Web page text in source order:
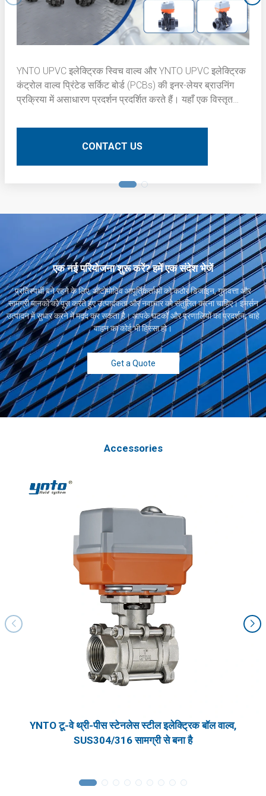
YNTO UPVC इलेक्ट्रिक स्विच वाल्व और YNTO UPVC इलेक्ट्रिक
कंट्रोल वाल्व प्रिंटेड सर्किट बोर्ड (PCBs) की इनर-लेयर ब्राउनिंग
प्रक्रिया में असाधारण प्रदर्शन प्रदर्शित करते हैं। यहाँ एक विस्तृत
CONTACT US
एक नई परियोजना शुरू करें? हमें एक संदेश भेजें
प्रतिस्पर्धी बने रहने के लिए, ऑटोमोटिव आपूर्तिकर्ताओं को कठोर डिजाइन, गुणवत्ता और
सामग्री मानकों को पूरा करते हुए उत्पादकता और नवाचार को संतुलित करना चाहिए। इमर्सन
उत्पादन में सुधार करने में मदद कर सकता है। आपके घटकों और प्रणालियों का प्रदर्शन, चाहे
वाहन का कोई भी हिस्सा हो।
Get a Quote
Accessories
YNTO टू-वे थ्री-पीस स्टेनलेस स्टील इलेक्ट्रिक बॉल वाल्व,
SUS304/316 सामग्री से बना है